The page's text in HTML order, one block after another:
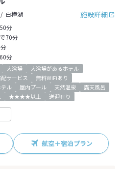
施設詳細
白樺湖
分
70分
分
大浴場
大浴場があるホテル
配サービス
無料WiFiあり
テル 屋内プール 天然温泉
露天風呂
★★★★以上 送迎有り
航空＋宿泊プラン